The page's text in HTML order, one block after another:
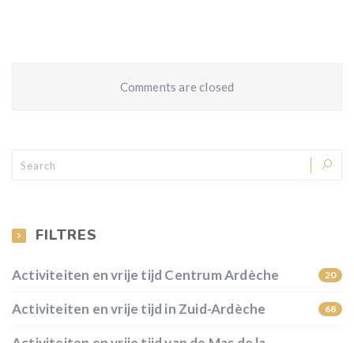
Comments are closed
FILTRES
Activiteiten en vrije tijd Centrum Ardèche 20
Activiteiten en vrije tijd in Zuid-Ardèche 68